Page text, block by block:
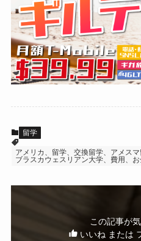
留学
アメリカ、留学、交換留学、アメス
ブラスカウェスリアン大学、費用、お
この記事が
いいね または